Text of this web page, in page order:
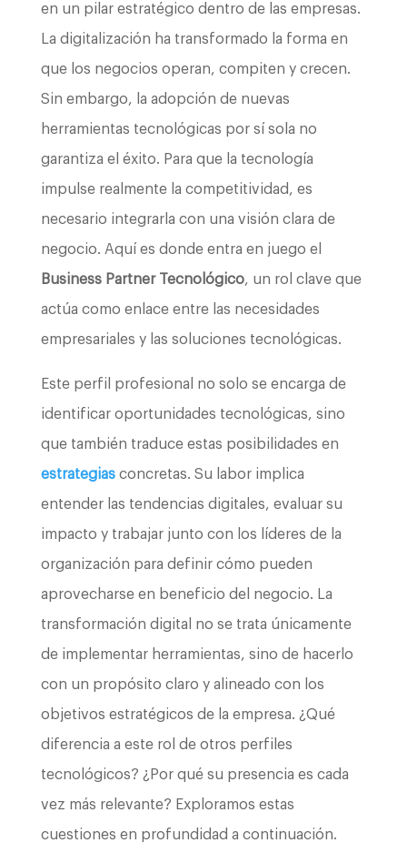
en un pilar estratégico dentro de las empresas.
La digitalización ha transformado la forma en
que los negocios operan, compiten y crecen.
Sin embargo, la adopción de nuevas
herramientas tecnológicas por sí sola no
garantiza el éxito. Para que la tecnología
impulse realmente la competitividad, es
necesario integrarla con una visión clara de
negocio. Aquí es donde entra en juego el
Business Partner Tecnológico, un rol clave que
actúa como enlace entre las necesidades
empresariales y las soluciones tecnológicas.
Este perfil profesional no solo se encarga de
identificar oportunidades tecnológicas, sino
que también traduce estas posibilidades en
estrategiasconcretas. Su labor implica
entender las tendencias digitales, evaluar su
impacto y trabajar junto con los líderes de la
organización para definir cómo pueden
aprovecharse en beneficio del negocio. La
transformación digital no se trata únicamente
de implementar herramientas, sino de hacerlo
con un propósito claro y alineado con los
objetivos estratégicos de la empresa. ¿Qué
diferencia a este rol de otros perfiles
tecnológicos? ¿Por qué su presencia es cada
vez más relevante? Exploramos estas
cuestiones en profundidad a continuación.